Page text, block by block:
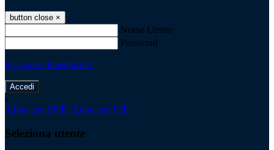
button close ×
Nome Utente
Password
Password dimenticata?
-
Entra con SPID Entra con CIE
Seleziona utente